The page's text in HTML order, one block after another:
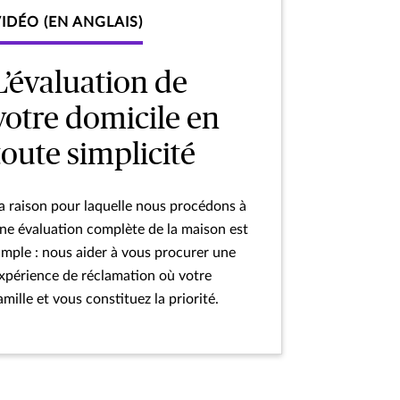
(EN ANGLAIS)
de
domicile en
simplicité
raison pour laquelle nous procédons à
évaluation complète de la maison est
: nous aider à vous procurer une
de réclamation où votre
et vous constituez la priorité.